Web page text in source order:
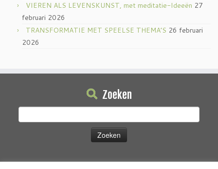
VIEREN ALS LEVENSKUNST, met meditatie-Ideeën 27
februari 2026
TRANSFORMATIE MET SPEELSE THEMA’S 26 februari
2026
Zoeken